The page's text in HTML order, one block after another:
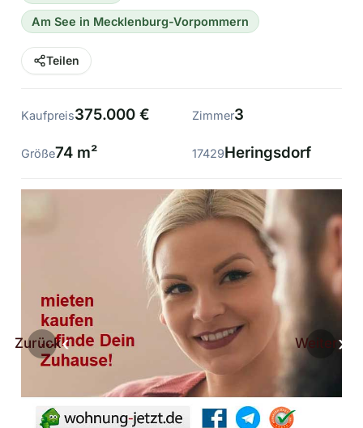
Am See in Mecklenburg-Vorpommern
Teilen
Kaufpreis375.000 € Zimmer3
Größe74 m² 17429Heringsdorf
Zurück Weiter